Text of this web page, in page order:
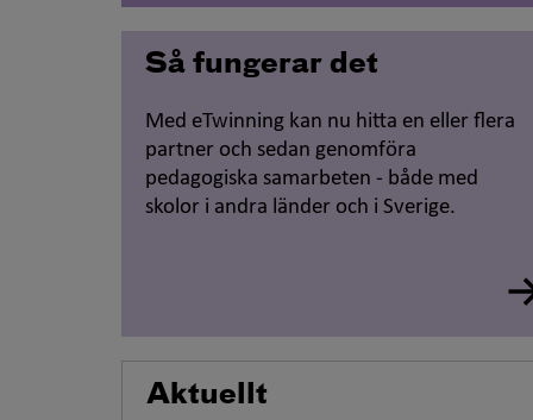
Så fungerar det
Med eTwinning kan nu hitta en eller flera
partner och sedan genomföra
pedagogiska samarbeten - både med
skolor i andra länder och i Sverige.
Aktuellt